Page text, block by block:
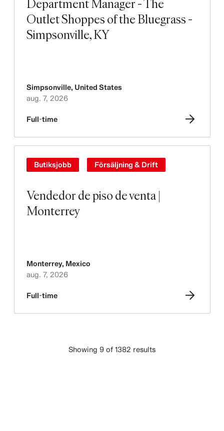
Outlet Shoppes of the Bluegrass -
Simpsonville, KY
Simpsonville, United States
aug. 7, 2026
Full-time
Vendedor de piso de venta |
Monterrey
Butiksjobb Försäljning & Drift
Monterrey, Mexico
aug. 7, 2026
Full-time
Showing 9 of 1382 results